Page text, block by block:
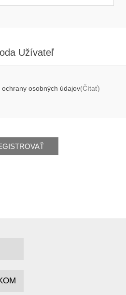
Užívateľ
osobných údajov(Čítať)